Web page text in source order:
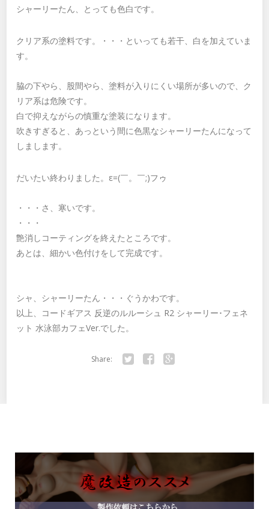
シャーリーたん、とっても色白です。
クリア系の塗料です。・・・といっても若干、白を加えていま
す。
脇の下やら、股間やら、塗料が入りにくい場所が多いので、ク
リア系は危険です。
白で抑えながらの慎重な塗装になります。
吹きすぎると、あっという間に色黒なシャーリーたんになって
しまします。
だいたい終わりました。ε=(￣。￣;)フゥ
・・・さ、寒いです。
・・・
艶消しコーティングを終えたところです。
あとは、細かい色付けをして完成です。
シャ、シャーリーたん・・・ぐうかわです。
以上、コードギアス 反逆のルルーシュ R2 シャーリー･フェネ
ット 水泳部カフェVer.でした。
Share: